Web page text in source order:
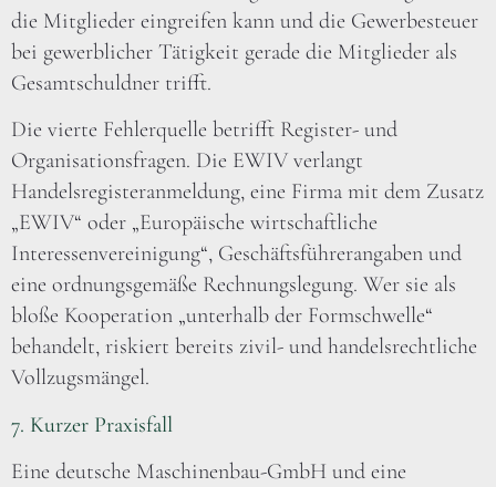
die Mitglieder eingreifen kann und die Gewerbesteuer
bei gewerblicher Tätigkeit gerade die Mitglieder als
Gesamtschuldner trifft.
Die vierte Fehlerquelle betrifft Register- und
Organisationsfragen. Die EWIV verlangt
Handelsregisteranmeldung, eine Firma mit dem Zusatz
„EWIV“ oder „Europäische wirtschaftliche
Interessenvereinigung“, Geschäftsführerangaben und
eine ordnungsgemäße Rechnungslegung. Wer sie als
bloße Kooperation „unterhalb der Formschwelle“
behandelt, riskiert bereits zivil- und handelsrechtliche
Vollzugsmängel.
7. Kurzer Praxisfall
Eine deutsche Maschinenbau-GmbH und eine